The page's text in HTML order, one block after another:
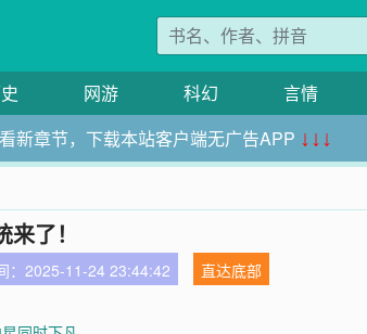
网游 科幻 言情
新章节，下载本站客户端无广告APP ↓↓↓
了！
：2025-11-24 23:44:42
直达底部